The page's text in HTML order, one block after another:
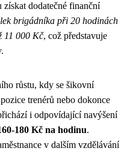
dodatečné finanční
brigádníka při 20 hodinách
11 000 Kč, což představuje
růstu, kdy se šikovní
trenérů nebo dokonce
i odpovídající navýšení
180 Kč na hodinu.
v dalším vzdělávání